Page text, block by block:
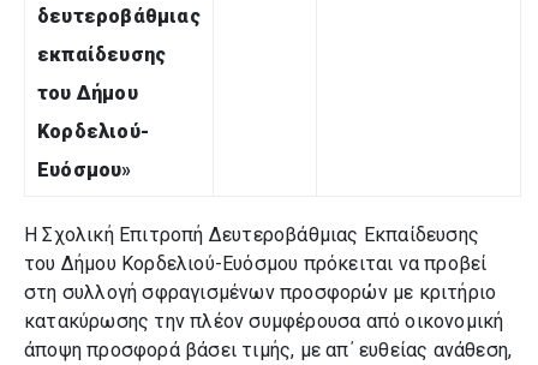
δευτεροβάθμιας
εκπαίδευσης
του Δήμου
Κορδελιού-
Ευόσμου»
Η Σχολική Επιτροπή Δευτεροβάθμιας Εκπαίδευσης
του Δήμου Κορδελιού-Ευόσμου πρόκειται να προβεί
στη συλλογή σφραγισμένων προσφορών με κριτήριο
κατακύρωσης την πλέον συμφέρουσα από οικονομική
άποψη προσφορά βάσει τιμής, με απ΄ ευθείας ανάθεση,